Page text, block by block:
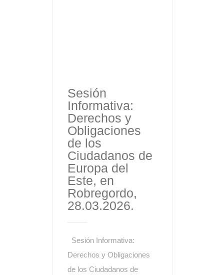
Sesión
Informativa:
Derechos y
Obligaciones
de los
Ciudadanos de
Europa del
Este, en
Robregordo,
28.03.2026.
Sesión Informativa:
Derechos y Obligaciones
de los Ciudadanos de